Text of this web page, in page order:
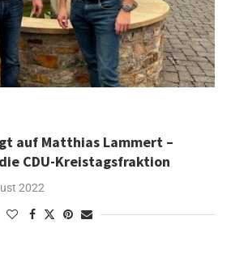
auf Matthias Lammert –
CDU-Kreistagsfraktion
2022